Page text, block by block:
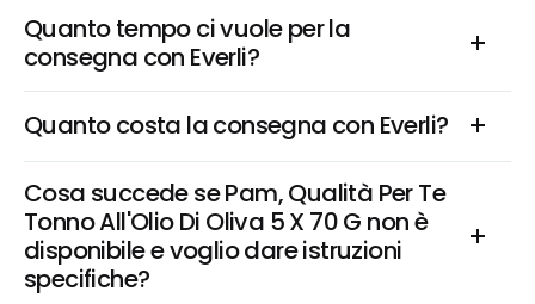
Quanto tempo ci vuole per la
consegna con Everli?
Quanto costa la consegna con Everli?
Cosa succede se Pam, Qualità Per Te
Tonno All'Olio Di Oliva 5 X 70 G non è
disponibile e voglio dare istruzioni
specifiche?